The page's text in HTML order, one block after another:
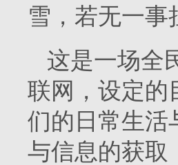
雪，若无一事
这是一场全
联网，设定的
们的日常生活
与信息的获取